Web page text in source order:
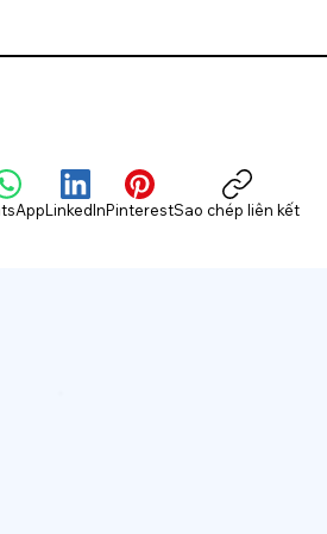
LinkedInPinterestSao chép liên kết